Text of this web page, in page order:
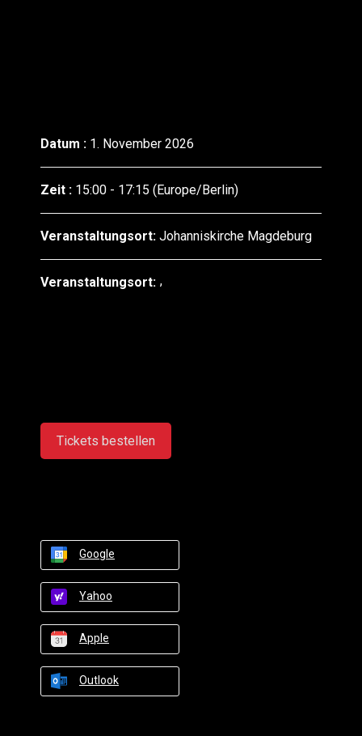
Datum : 1. November 2026
Zeit : 15:00 - 17:15 (Europe/Berlin)
Veranstaltungsort: Johanniskirche Magdeburg
Veranstaltungsort:
Tickets bestellen
Google
Yahoo
Apple
Outlook